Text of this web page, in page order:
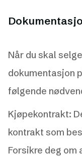
Når du skal
dokumentasjon
følgende
Kjøpekontrakt:
kontrakt som
Forsikre deg om